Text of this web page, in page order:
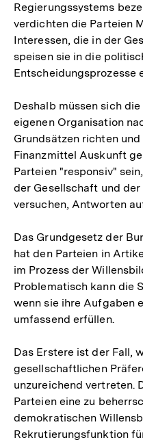
Regierungssystems
verdichten die Parteien
Interessen, die in der
speisen sie in die
Entscheidungsprozesse
Deshalb müssen sich
eigenen Organisation
Grundsätzen richten
Finanzmittel Auskunft
Parteien "responsiv"
der Gesellschaft und
versuchen, Antworten
Das Grundgesetz der
hat den Parteien in
im Prozess der
Problematisch kann die
wenn sie ihre Aufgaben
umfassend erfüllen.
Das Erstere ist der Fall,
gesellschaftlichen
unzureichend vertreten.
Parteien eine zu
demokratischen
Rekrutierungsfunktion